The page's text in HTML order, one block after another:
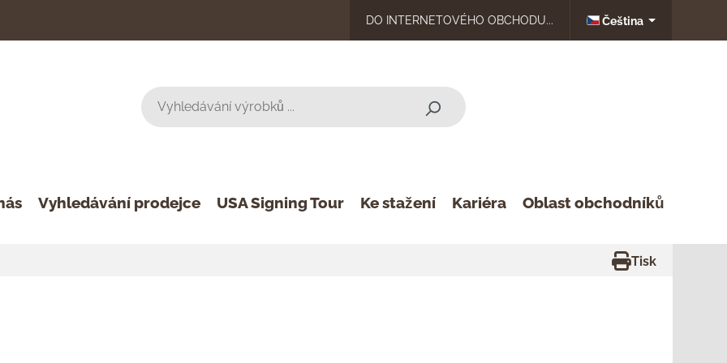
DO INTERNETOVÉHO OBCHODU... Čeština
Vyhledávání prodejce USA Signing Tour Ke stažení Kariéra Oblast obchodníků
Tisk